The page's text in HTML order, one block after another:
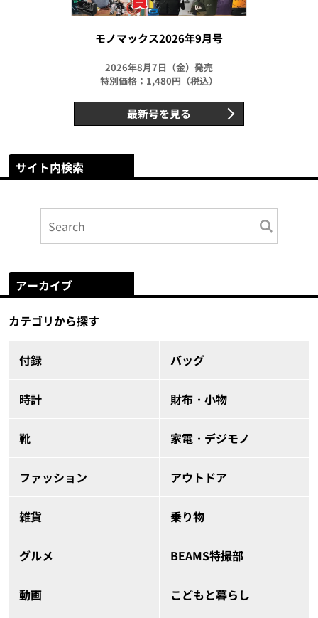
モノマックス2026年9月号
2026年8月7日（金）発売
特別価格：1,480円（税込）
最新号を見る
サイト内検索
アーカイブ
カテゴリから探す
付録 バッグ
時計 財布・小物
靴 家電・デジモノ
ファッション アウトドア
雑貨 乗り物
グルメ BEAMS特撮部
動画 こどもと暮らし